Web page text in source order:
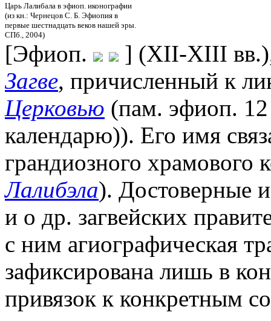
Царь Лалибала в эфиоп. иконографии
(из кн.: Чернецов С. Б. Эфиопия в
первые шестнадцать веков нашей эры.
СПб., 2004)
[Эфиоп.
] (XII-XIII
Загве, причисленный к
Церковью (пам. эфиоп.
календарю)). Его имя
грандиозного храмового
Лалибэла). Достоверные
и о др. загвейских
с ним агиографическая
зафиксирована лишь в
привязок к конкретным